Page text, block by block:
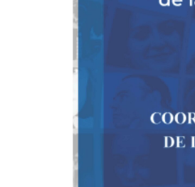
de
la
orgánico